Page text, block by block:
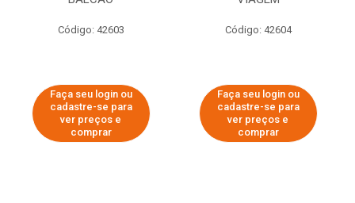
Código: 42603
Faça seu login ou
cadastre-se para
ver preços e
comprar
Código: 42604
Faça seu login ou
cadastre-se para
ver preços e
comprar